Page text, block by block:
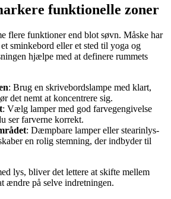
funktionelle zoner
flere funktioner end blot søvn. Måske har
sminkebord eller et sted til yoga og
hjælpe med at definere rummets
: Brug en skrivebordslampe med klart,
det nemt at koncentrere sig.
: Vælg lamper med god farvegengivelse
ser farverne korrekt.
: Dæmpbare lamper eller stearinlys-
en rolig stemning, der indbyder til
lys, bliver det lettere at skifte mellem
ændre på selve indretningen.